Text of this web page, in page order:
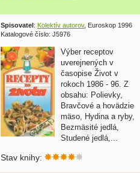
Spisovatel: Kolektív autorov, Euroskop 1996
Katalogové číslo: J5976
Výber receptov
uverejnených v
časopise Život v
rokoch 1986 - 96. Z
obsahu: Polievky,
Bravčové a hovädzie
mäso, Hydina a ryby,
Bezmäsité jedlá,
Studené jedlá,...
Stav knihy: